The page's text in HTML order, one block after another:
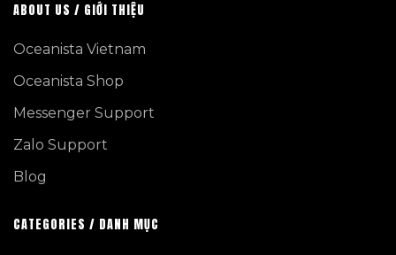
ABOUT US / GIỚI THIỆU
Oceanista Vietnam
Oceanista Shop
Messenger Support
Zalo Support
Blog
CATEGORIES / DANH MỤC